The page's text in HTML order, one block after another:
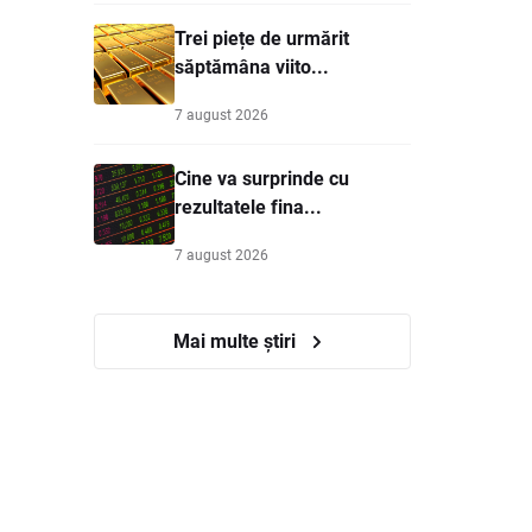
Trei piețe de urmărit
săptămâna viito...
7 august 2026
Cine va surprinde cu
rezultatele fina...
7 august 2026
Mai multe știri